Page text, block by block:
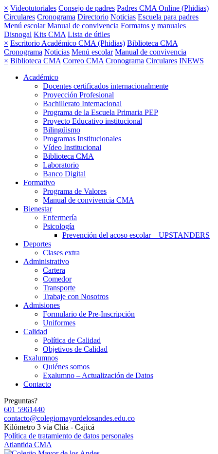
× Videotutoriales Consejo de padres Padres CMA Online (Phidias)
Circulares Cronograma Directorio Noticias Escuela para padres
Menú escolar Manual de convivencia Formatos y manuales
Disnogal Kits CMA Lista de útiles
× Escritorio Académico CMA (Phidias) Biblioteca CMA
Cronograma Noticias Menú escolar Manual de convivencia
× Biblioteca CMA Correo CMA Cronograma Circulares INEWS
Académico
Docentes certificados internacionalmente
Proyección Profesional
Bachillerato Internacional
Programa de la Escuela Primaria PEP
Proyecto Educativo institucional
Bilingüismo
Programas Institucionales
Vídeo Institucional
Biblioteca CMA
Laboratorio
Banco Digital
Formativo
Programa de Valores
Manual de convivencia CMA
Bienestar
Enfermería
Psicología
Prevención del acoso escolar – UPSTANDERS
Deportes
Clases extra
Administrativo
Cartera
Comedor
Transporte
Trabaje con Nosotros
Admisiones
Formulario de Pre-Inscripción
Uniformes
Calidad
Política de Calidad
Objetivos de Calidad
Exalumnos
Quiénes somos
Exalumno – Actualización de Datos
Contacto
Preguntas?
601 5961440
contacto@colegiomayordelosandes.edu.co
Kilómetro 3 vía Chía - Cajicá
Política de tratamiento de datos personales
Atlantida CMA